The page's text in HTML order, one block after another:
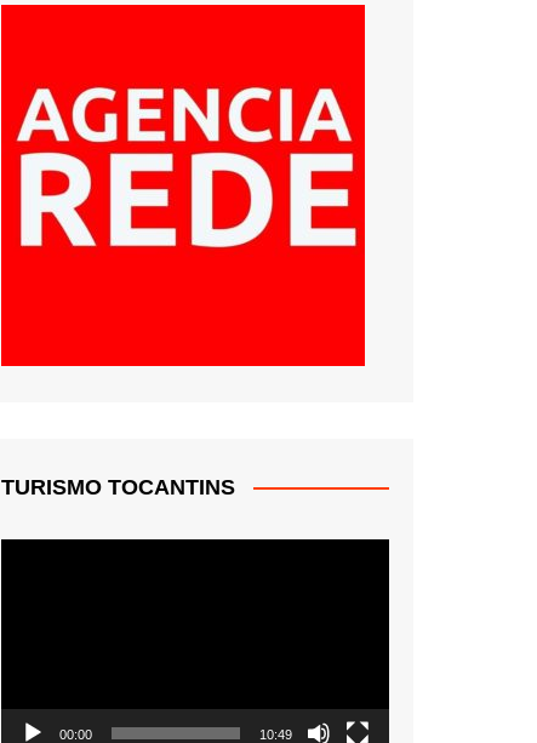
TURISMO TOCANTINS
00:00 10:49